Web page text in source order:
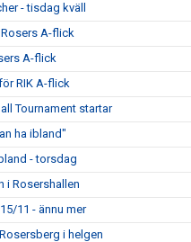
- tisdag kväll
A-flick
A-flick
RIK A-flick
Tournament startar
ha ibland"
- torsdag
i Rosershallen
11 - ännu mer
i helgen